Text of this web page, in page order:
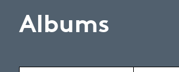
Albums